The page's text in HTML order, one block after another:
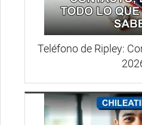
Teléfono de Ripley: